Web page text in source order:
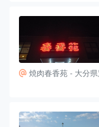
焼肉春香苑 - 大分